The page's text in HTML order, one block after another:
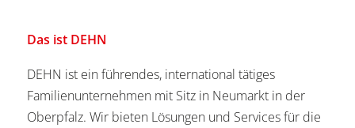
Das ist DEHN
DEHN ist ein führendes, international tätiges
Familienunternehmen mit Sitz in Neumarkt in der
Oberpfalz. Wir bieten Lösungen und Services für die